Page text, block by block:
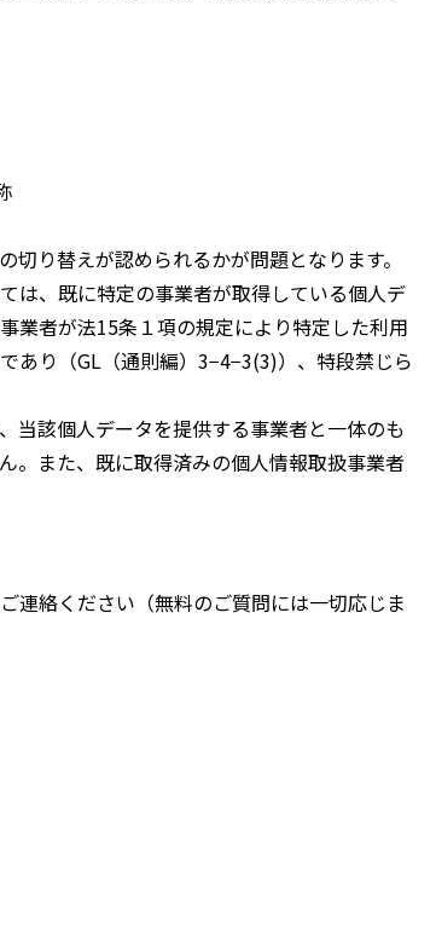
り替えが認められるかが問題となります。
は、既に特定の事業者が取得している個人デ
業者が法15条１項の規定により特定した利用
あり（GL（通則編）3−4−3(3)）、特段禁じら
当該個人データを提供する事業者と一体のも
。また、既に取得済みの個人情報取扱事業者
連絡ください（無料のご質問には一切応じま